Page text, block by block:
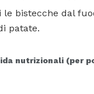
le bistecche dal
patate.
nutrizionali (per